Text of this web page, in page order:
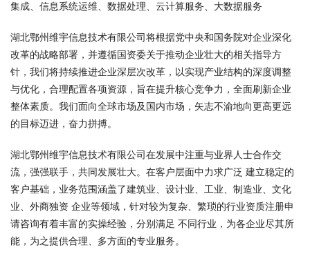
集成、信息系统运维、数据处理、云计算服务、大数据服务
湖北鄂州维宇信息技术有限公司将根据党中央和国务院对企业深化
改革的战略部署，并遵循国资委关于推动企业壮大的相关指导方
针，我们将持续推进企业深层次改革，以实现产业结构的深度调整
与优化，合理配置各项资源，旨在提升核心竞争力，全面刷新企业
整体素质。我们面向全球市场及国内市场，矢志不渝地向更高更远
的目标迈进，奋力拼搏。
湖北鄂州维宇信息技术有限公司在发展中注重与业界人士合作交
流，强强联手，共同发展壮大。在客户层面中力求广泛 建立稳定的
客户基础，业务范围涵盖了建筑业、设计业、工业、制造业、文化
业、外商独资 企业等领域，针对较为复杂、繁琐的行业资质注册申
请咨询有着丰富的实操经验，分别满足 不同行业，为各企业尽其所
能，为之提供合理、多方面的专业服务。